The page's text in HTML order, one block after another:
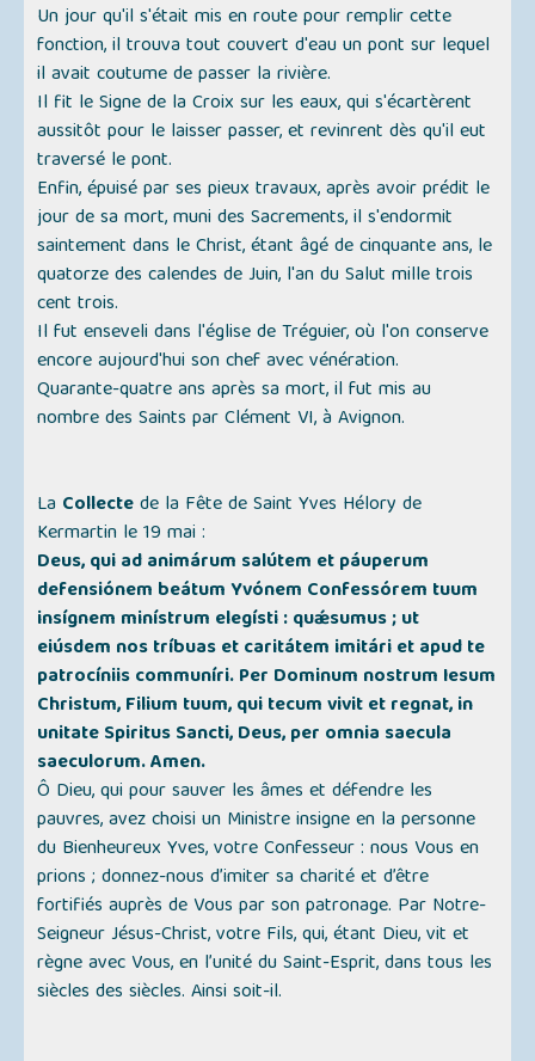
Un jour qu'il s'était mis en route pour remplir cette
fonction, il trouva tout couvert d'eau un pont sur lequel
il avait coutume de passer la rivière.
Il fit le Signe de la Croix sur les eaux, qui s'écartèrent
aussitôt pour le laisser passer, et revinrent dès qu'il eut
traversé le pont.
Enfin, épuisé par ses pieux travaux, après avoir prédit le
jour de sa mort, muni des Sacrements, il s'endormit
saintement dans le Christ, étant âgé de cinquante ans, le
quatorze des calendes de Juin, l'an du Salut mille trois
cent trois.
Il fut enseveli dans l'église de Tréguier, où l'on conserve
encore aujourd'hui son chef avec vénération.
Quarante-quatre ans après sa mort, il fut mis au
nombre des Saints par Clément VI, à Avignon.
La Collectede la Fête de Saint Yves Hélory de
Kermartin le 19 mai :
Deus, qui ad animárum salútem et páuperum
defensiónem beátum Yvónem Confessórem tuum
insígnem minístrum elegísti : quǽsumus ; ut
eiúsdem nos tríbuas et caritátem imitári et apud te
patrocíniis communíri. Per Dominum nostrum Iesum
Christum, Filium tuum, qui tecum vivit et regnat, in
unitate Spiritus Sancti, Deus, per omnia saecula
saeculorum. Amen.
Ô Dieu, qui pour sauver les âmes et défendre les
pauvres, avez choisi un Ministre insigne en la personne
du Bienheureux Yves, votre Confesseur : nous Vous en
prions ; donnez-nous d’imiter sa charité et d’être
fortifiés auprès de Vous par son patronage. Par Notre-
Seigneur Jésus-Christ, votre Fils, qui, étant Dieu, vit et
règne avec Vous, en l’unité du Saint-Esprit, dans tous les
siècles des siècles. Ainsi soit-il.